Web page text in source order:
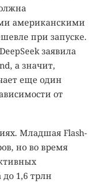
американскими
при запуске.
заявила
а значит,
еще один
от
Младшая Flash-
но во время
1,6 трлн